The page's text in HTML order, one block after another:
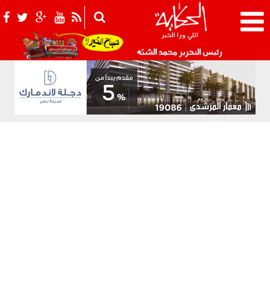
رئيس التحرير محمد الشبّه 021_2.png